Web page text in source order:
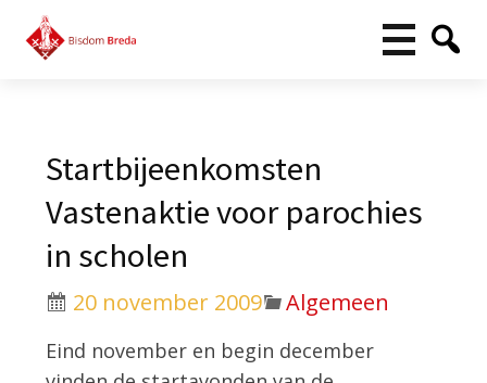
Startbijeenkomsten
Vastenaktie voor parochies
in scholen
20 november 2009 Algemeen
Eind november en begin december